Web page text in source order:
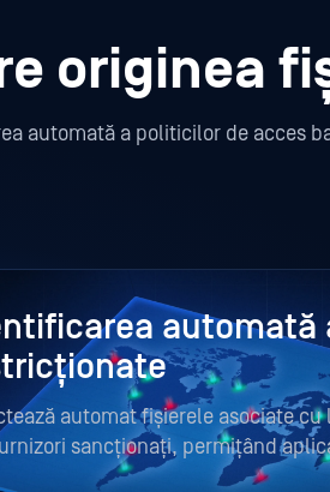
originea
automată a politicilor de acces
automată
automat fișierele asociate
sancționați, permițând
fără a fi necesară o verificare